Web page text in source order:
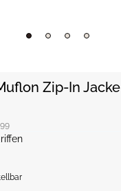
Zip-In Jacke